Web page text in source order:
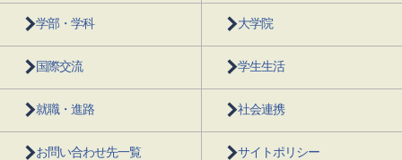
学部・学科 大学院
国際交流 学生生活
就職・進路 社会連携
お問い合わせ先一覧 サイトポリシー